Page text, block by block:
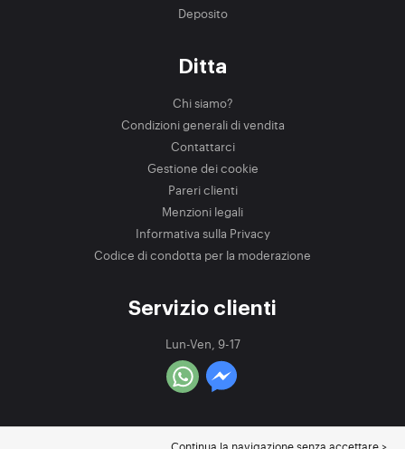
Deposito
Ditta
Chi siamo?
Condizioni generali di vendita
Contattarci
Gestione dei cookie
Pareri clienti
Menzioni legali
Informativa sulla Privacy
Codice di condotta per la moderazione
Servizio clienti
Lun-Ven, 9-17